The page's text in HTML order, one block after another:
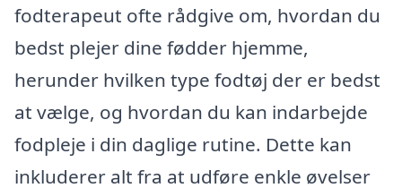
fodterapeut ofte rådgive om, hvordan du
bedst plejer dine fødder hjemme,
herunder hvilken type fodtøj der er bedst
at vælge, og hvordan du kan indarbejde
fodpleje i din daglige rutine. Dette kan
inkluderer alt fra at udføre enkle øvelser